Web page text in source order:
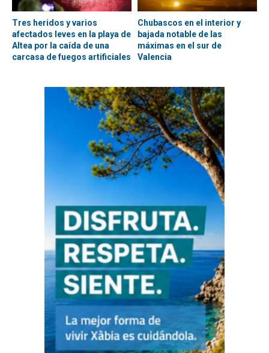
Tres heridos y varios
afectados leves en la playa de
Altea por la caída de una
carcasa de fuegos artificiales
Chubascos en el interior y
bajada notable de las
máximas en el sur de
Valencia